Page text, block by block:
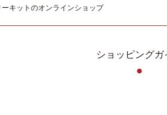
キットのオンラインショップ
ショッピングガ
●